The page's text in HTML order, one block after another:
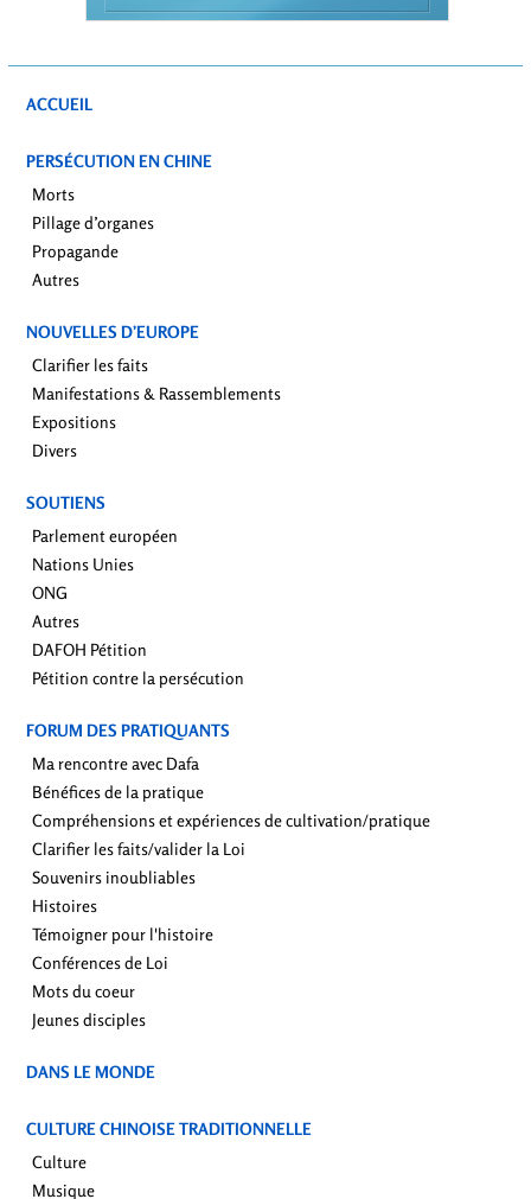
ACCUEIL
PERSÉCUTION EN CHINE
Morts
Pillage d’organes
Propagande
Autres
NOUVELLES D’EUROPE
Clarifier les faits
Manifestations & Rassemblements
Expositions
Divers
SOUTIENS
Parlement européen
Nations Unies
ONG
Autres
DAFOH Pétition
Pétition contre la persécution
FORUM DES PRATIQUANTS
Ma rencontre avec Dafa
Bénéfices de la pratique
Compréhensions et expériences de cultivation/pratique
Clarifier les faits/valider la Loi
Souvenirs inoubliables
Histoires
Témoigner pour l'histoire
Conférences de Loi
Mots du coeur
Jeunes disciples
DANS LE MONDE
CULTURE CHINOISE TRADITIONNELLE
Culture
Musique